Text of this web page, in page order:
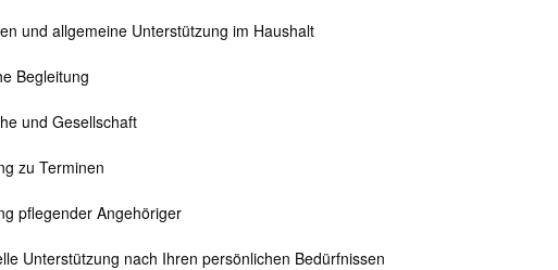
und allgemeine Unterstützung im Haushalt
Begleitung
und Gesellschaft
zu Terminen
pflegender Angehöriger
Unterstützung nach Ihren persönlichen Bedürfnissen